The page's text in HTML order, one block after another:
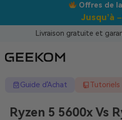
Livraison gratuite et
Guide d'Achat Tutoriels
Ryzen 5 5600x Vs